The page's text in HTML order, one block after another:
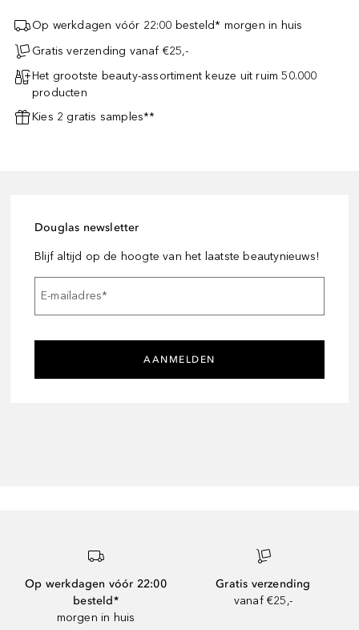
Op werkdagen vóór 22:00 besteld* morgen in huis
Gratis verzending vanaf €25,-
Het grootste beauty-assortiment keuze uit ruim 50.000
producten
Kies 2 gratis samples**
Douglas newsletter
Blijf altijd op de hoogte van het laatste beautynieuws!
E-mailadres*
AANMELDEN
Op werkdagen vóór 22:00
besteld*
morgen in huis
Gratis verzending
vanaf €25,-